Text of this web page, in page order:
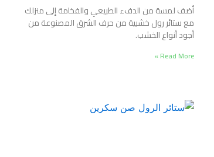
أضف لمسة من الدفء الطبيعي والفخامة إلى منزلك
مع ستائر رول خشبية من حرف الشرق المصنوعة من
أجود أنواع الخشب.
Read More »